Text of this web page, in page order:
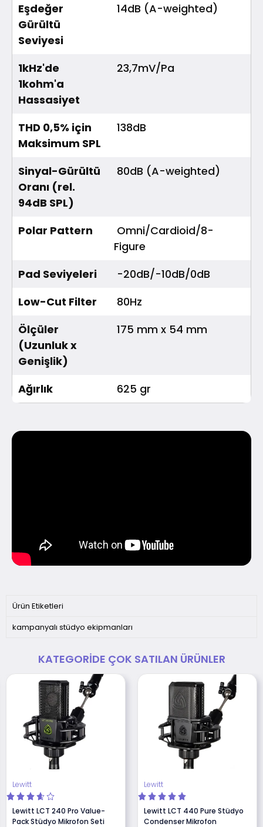
Eşdeğer
Gürültü
Seviyesi
14dB (A-weighted)
1kHz'de
1kohm'a
Hassasiyet
23,7mV/Pa
THD 0,5% için
Maksimum SPL
138dB
Sinyal-Gürültü
Oranı (rel.
94dB SPL)
80dB (A-weighted)
Polar Pattern
Omni/Cardioid/8-
Figure
Pad Seviyeleri
-20dB/-10dB/0dB
Low-Cut Filter
80Hz
Ölçüler
(Uzunluk x
Genişlik)
175 mm x 54 mm
Ağırlık 625 gr
Ürün Etiketleri
kampanyalı stüdyo ekipmanları
KATEGORIDE ÇOK SATILAN ÜRÜNLER
Lewitt
Lewitt LCT 240 Pro Value-
Pack Stüdyo Mikrofon Seti
Lewitt
Lewitt LCT 440 Pure Stüdyo
Condenser Mikrofon